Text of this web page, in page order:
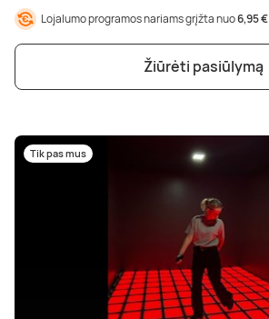
Lojalumo programos nariams grįžta nuo6,95 €
Žiūrėti pasiūlymą
Tik pas mus